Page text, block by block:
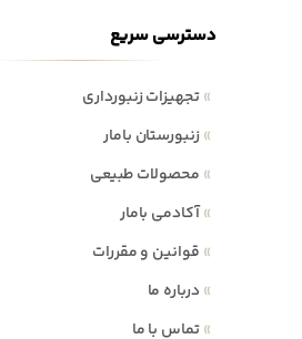
دسترسی سریع
»تجهیزات زنبورداری
»زنبورستان بامار
» محصولات طبیعی
»آکادمی بامار
» قوانین و مقررات
» درباره ما
»تماس با ما